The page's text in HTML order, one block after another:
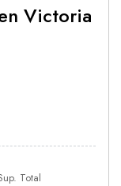
Victoria
Total